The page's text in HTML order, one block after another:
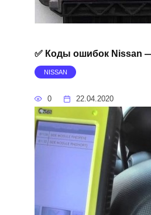
✅ Коды ошибок Nissan
NISSAN
0 22.04.2020